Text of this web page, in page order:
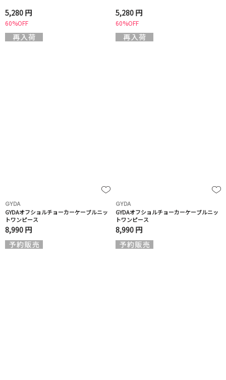
5,280 円
60%OFF
5,280 円
60%OFF
GYDA
GYDAオフショルチョーカーケーブルニッ
トワンピース
8,990 円
GYDA
GYDAオフショルチョーカーケーブルニッ
トワンピース
8,990 円